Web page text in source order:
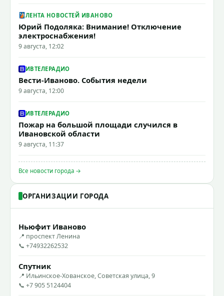
ЛЕНТА НОВОСТЕЙ ИВАНОВО
Юрий Подоляка: Внимание! Отключение
электроснабжения!
9 августа, 12:02
ИВТЕЛЕРАДИО
Вести-Иваново. События недели
9 августа, 12:00
ИВТЕЛЕРАДИО
Пожар на большой площади случился в
Ивановской области
9 августа, 11:37
Все новости города →
ОРГАНИЗАЦИИ ГОРОДА
Ньюфит Иваново
📍 проспект Ленина
📞 +74932262532
Спутник
📍 Ильинское-Хованское, Советская улица, 9
📞 +7 905 5124404